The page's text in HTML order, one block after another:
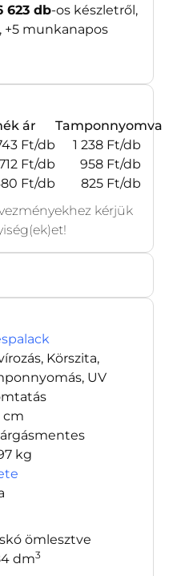
ár
Tamponnyomva
Ft/db
1 238 Ft/db
Ft/db
958 Ft/db
Ft/db
825 Ft/db
kérjük
623 db-os készletről,
+5 munkanapos
Körszita,
UV
cm
kg
ömlesztve
dm3